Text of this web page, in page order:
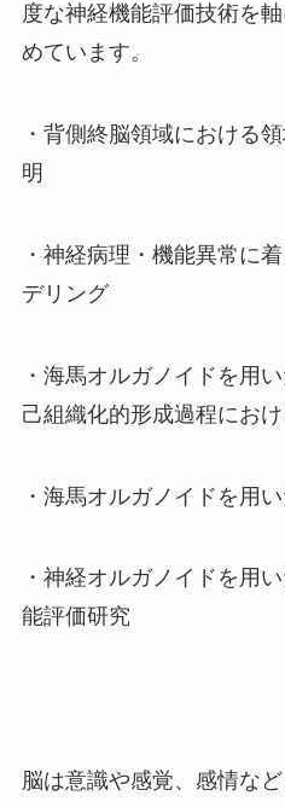
度な神経機能評価技術を
めています。
・背側終脳領域における
明
・神経病理・機能異常に
デリング
・海馬オルガノイドを用
己組織化的形成過程にお
・海馬オルガノイドを用
・神経オルガノイドを用
能評価研究
脳は意識や感覚、感情な